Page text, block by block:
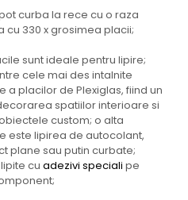
curba la rece cu o raza
330 x grosimea placii;
sunt ideale pentru lipire;
cele mai des intalnite
placilor de Plexiglas, fiind un
spatiilor interioare si
custom; o alta
este lipirea de autocolant,
plane sau putin curbate;
lipite cu adezivi speciali pe